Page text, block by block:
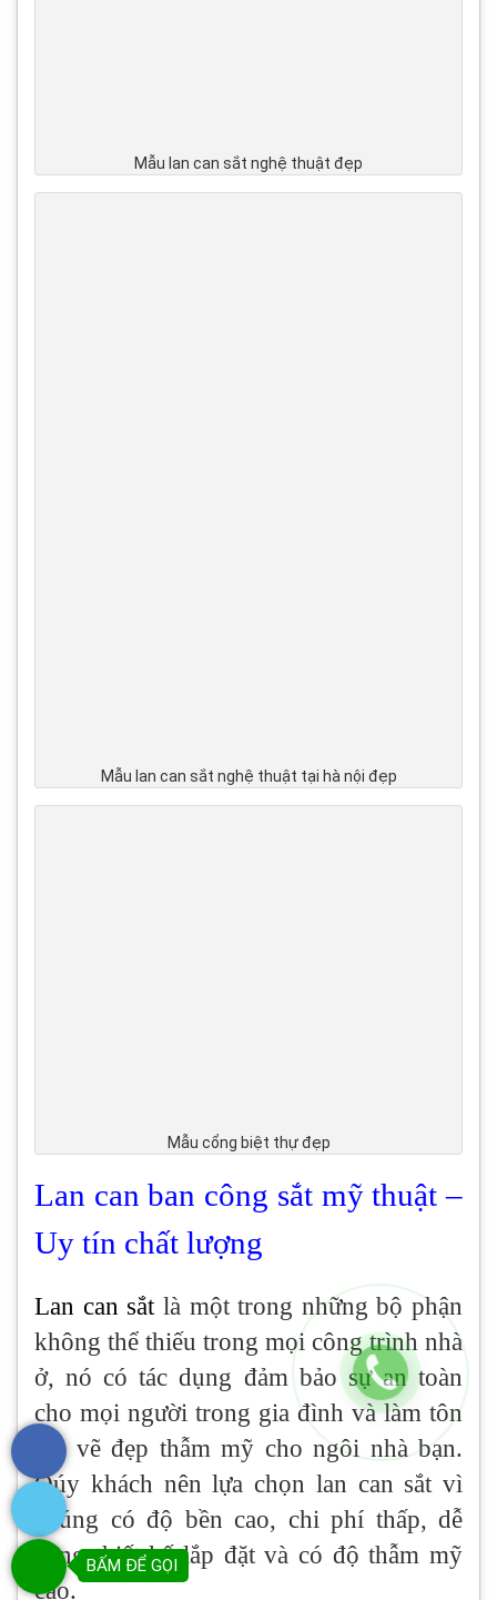
Mẫu lan can sắt nghệ thuật đẹp
Mẫu lan can sắt nghệ thuật tại hà nội đẹp
Mẫu cổng biệt thự đẹp
Lan can ban công sắt mỹ thuật –
Uy tín chất lượng
Lan can sắt là một trong những bộ phận
không thể thiếu trong mọi công trình nhà
ở, nó có tác dụng đảm bảo sự an toàn
cho mọi người trong gia đình và làm tôn
lên vẽ đẹp thẫm mỹ cho ngôi nhà bạn.
Qúy khách nên lựa chọn lan can sắt vì
chúng có độ bền cao, chi phí thấp, dễ
dàng thiết kế lắp đặt và có độ thẫm mỹ
cao.
BẤM ĐỂ GỌI